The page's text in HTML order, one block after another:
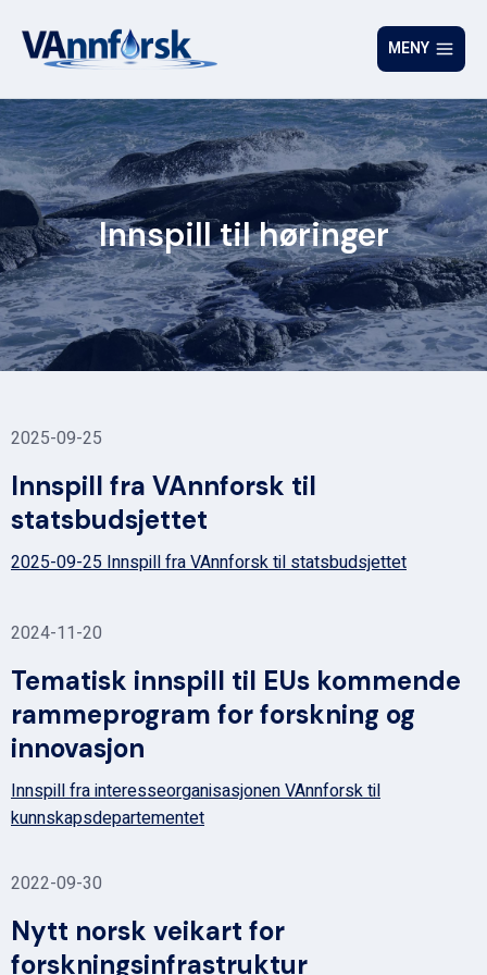
MENY
Innspill til høringer
2025-09-25
Innspill fra VAnnforsk til
statsbudsjettet
2025-09-25 Innspill fra VAnnforsk til statsbudsjettet
2024-11-20
Tematisk innspill til EUs kommende
rammeprogram for forskning og
innovasjon
Innspill fra interesseorganisasjonen VAnnforsk til
kunnskapsdepartementet
2022-09-30
Nytt norsk veikart for
forskningsinfrastruktur